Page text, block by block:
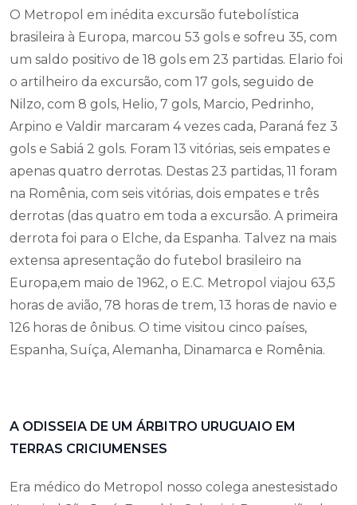
O Metropol em inédita excursão futebolística
brasileira à Europa, marcou 53 gols e sofreu 35, com
um saldo positivo de 18 gols em 23 partidas. Elario foi
o artilheiro da excursão, com 17 gols, seguido de
Nilzo, com 8 gols, Helio, 7 gols, Marcio, Pedrinho,
Arpino e Valdir marcaram 4 vezes cada, Paraná fez 3
gols e Sabiá 2 gols. Foram 13 vitórias, seis empates e
apenas quatro derrotas. Destas 23 partidas, 11 foram
na Romênia, com seis vitórias, dois empates e três
derrotas (das quatro em toda a excursão. A primeira
derrota foi para o Elche, da Espanha. Talvez na mais
extensa apresentação do futebol brasileiro na
Europa,em maio de 1962, o E.C. Metropol viajou 63,5
horas de avião, 78 horas de trem, 13 horas de navio e
126 horas de ônibus. O time visitou cinco países,
Espanha, Suíça, Alemanha, Dinamarca e Romênia.
A ODISSEIA DE UM ÁRBITRO URUGUAIO EM
TERRAS CRICIUMENSES
Era médico do Metropol nosso colega anestesistado